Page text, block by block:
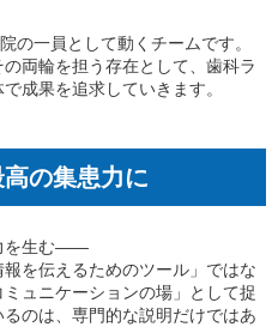
の一員として動くチームです。
両輪を担う存在として、歯科ラ
成果を追求していきます。
の集患力に
を生む――
を伝えるためのツール」ではな
ュニケーションの場」として捉
のは、専門的な説明だけではあ